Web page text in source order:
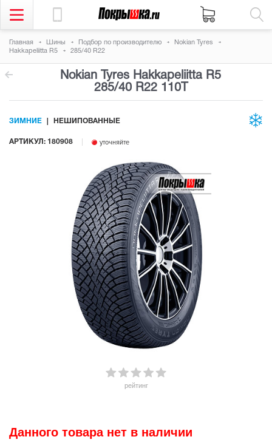
Главная Шины Подбор по производителю
Nokian Tyres
Hakkapeliitta R5
285/40 R22
Nokian Tyres Hakkapeliitta R5
285/40 R22 110T
рейтинг
АРТИКУЛ: 180908 уточняйте
ЗИМНИЕ НЕШИПОВАННЫЕ
Данного товара нет в наличии